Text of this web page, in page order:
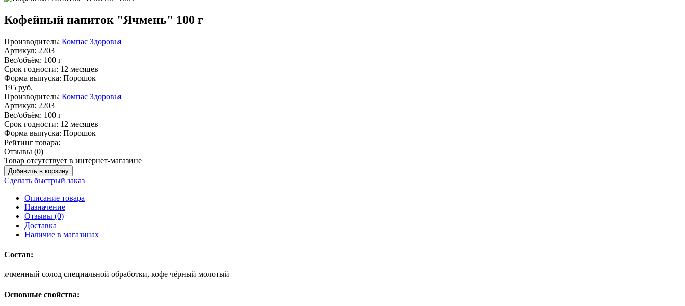
Кофейный напиток "Ячмень" 100 г
Производитель: Компас Здоровья
Артикул: 2203
Вес/объём: 100 г
Срок годности: 12 месяцев
Форма выпуска: Порошок
195 руб.
Производитель: Компас Здоровья
Артикул: 2203
Вес/объём: 100 г
Срок годности: 12 месяцев
Форма выпуска: Порошок
Рейтинг товара:
Отзывы (0)
Товар отсутствует в интернет-магазине
Добавить в корзину
Сделать быстрый заказ
Описание товара
Назначение
Отзывы (0)
Доставка
Наличие в магазинах
Состав:
ячменный солод специальной обработки, кофе чёрный молотый
Основные свойства: